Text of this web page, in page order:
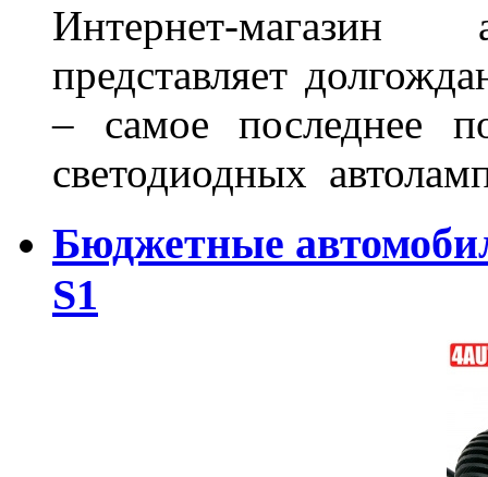
Интернет-магазин
представляет
– самое последнее
светодиодных
Бюджетные
S1